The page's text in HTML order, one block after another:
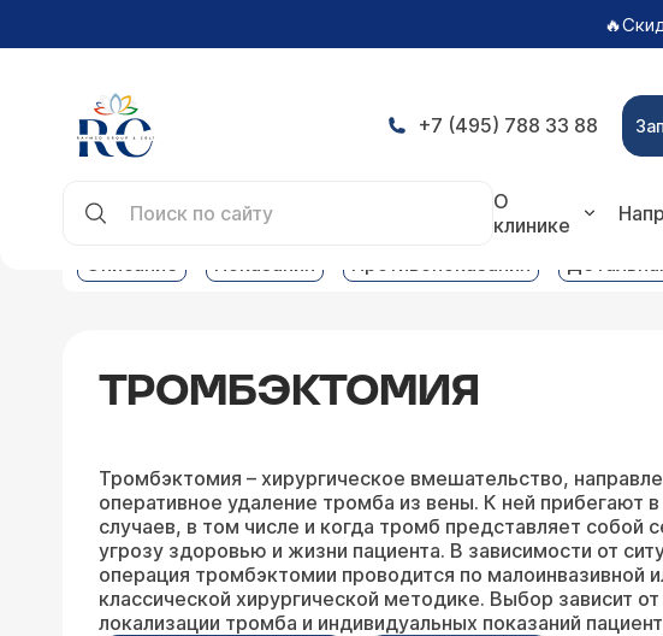
+7 (495) 788 33 88
О
клинике
Описание Показания Противопоказания
ТРОМБЭКТОМИЯ
Тромбэктомия – хирургическое вмешательство,
оперативное удаление тромба из вены. К ней прибегают
случаев, в том числе и когда тромб представляет собой
угрозу здоровью и жизни пациента. В зависимости от
операция тромбэктомии проводится по малоинвазивной
классической хирургической методике. Выбор зависит от
локализации тромба и индивидуальных показаний